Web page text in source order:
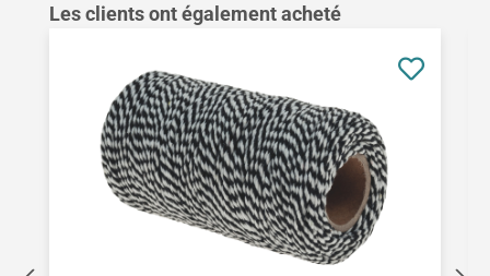
Ignorer la galerie de produits
Les clients ont également acheté